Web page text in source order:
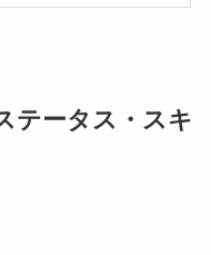
テータス・スキ